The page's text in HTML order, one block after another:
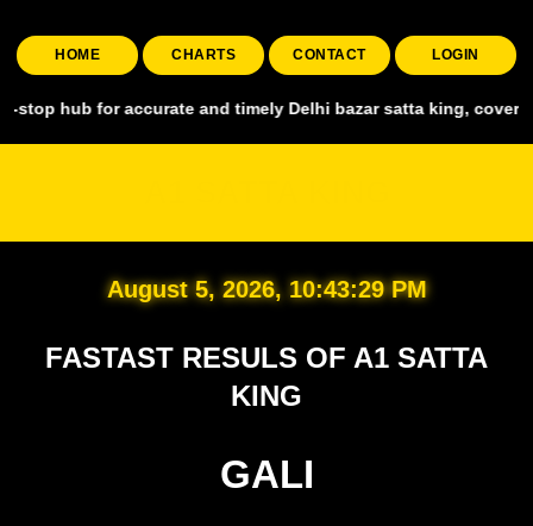
HOME CHARTS CONTACT LOGIN
for accurate and timely Delhi bazar satta king, covering all
August 5, 2026, 10:43:31 PM
FASTAST RESULS OF A1 SATTA
KING
GALI